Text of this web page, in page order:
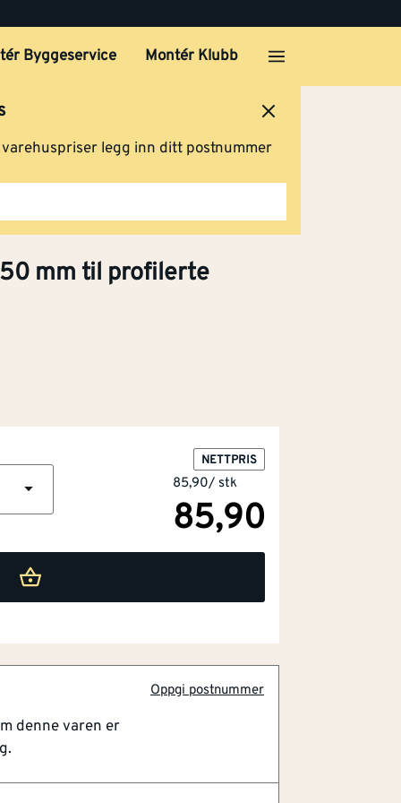
Byggeservice Montér Klubb
legg inn ditt postnummer
mm til profilerte
NETTPRIS
85,90/ stk
85,90
Oppgi postnummer
denne varen er